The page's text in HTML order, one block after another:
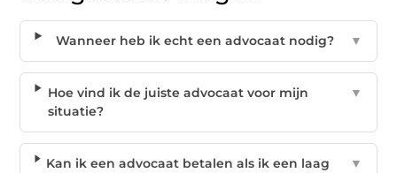
Wanneer heb ik echt een advocaat nodig? ▼
Hoe vind ik de juiste advocaat voor mijn
situatie?
▼
Kan ik een advocaat betalen als ik een laag
▼